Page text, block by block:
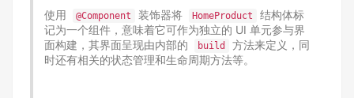
使用 @Component 装饰器将 HomeProduct
结构体标
记为一个组件，意味着它可作为独立的 UI 单元参与界
面构建，其界面呈现由内部的
build
方法来定义，同
时还有相关的状态管理和生命周期方法等。